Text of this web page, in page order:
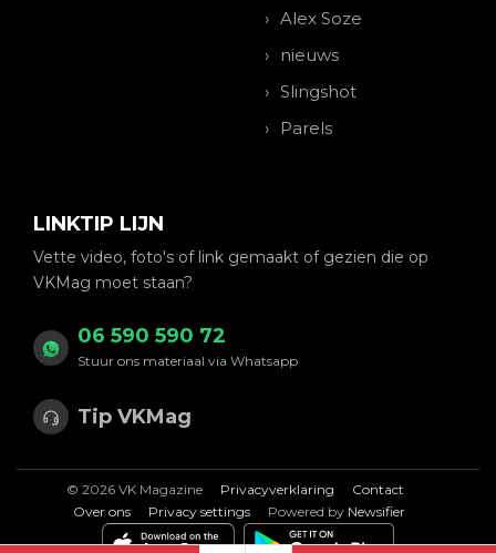
Alex Soze
nieuws
Slingshot
Parels
LINKTIP LIJN
Vette video, foto's of link gemaakt of gezien die op
VKMag moet staan?
06 590 590 72
Stuur ons materiaal via Whatsapp
Tip VKMag
© 2026 VK Magazine Privacyverklaring
Contact
Over ons
Privacy settings Powered by Newsifier